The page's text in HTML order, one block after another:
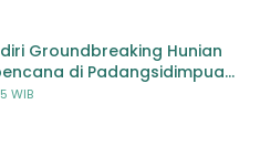
Groundbreaking Hunian
di Padangsidimpuan,
Penyintas
WIB